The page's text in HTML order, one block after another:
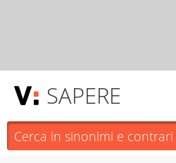
SAPERE